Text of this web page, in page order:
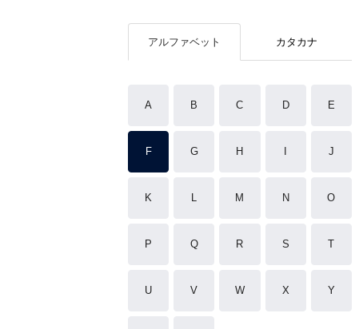
アルファベット カタカナ
A B C D E
F G H J
K L M N O
P Q R S T
U V W X Y